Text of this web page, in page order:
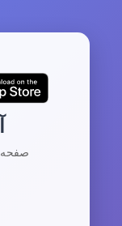
صفحه 1 از 343 | مجموع 3425 آرشیو